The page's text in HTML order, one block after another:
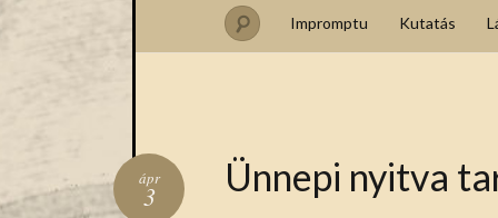
Impromptu Kutatás
Ünnepi nyitva
ápr
3